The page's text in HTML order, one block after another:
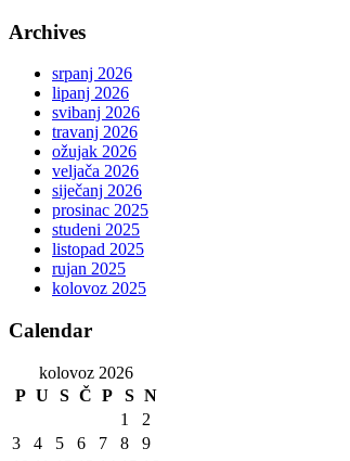
Archives
srpanj 2026
lipanj 2026
svibanj 2026
travanj 2026
ožujak 2026
veljača 2026
siječanj 2026
prosinac 2025
studeni 2025
listopad 2025
rujan 2025
kolovoz 2025
Calendar
kolovoz 2026
P U S Č P S N
1
2
3
4 5 6 7 8
9